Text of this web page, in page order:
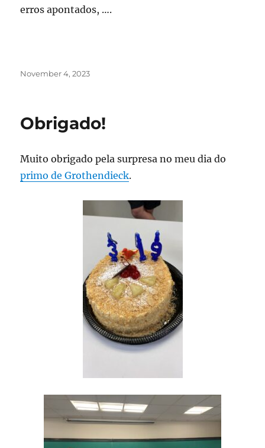
erros apontados, ….
Posted
November 4, 2023
Obrigado!
Muito obrigado pela surpresa no meu dia do
primo de Grothendieck.